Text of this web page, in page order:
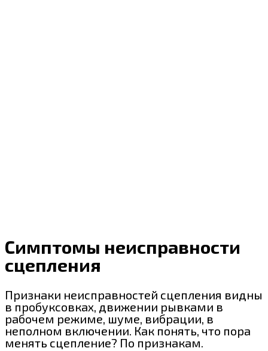
Симптомы неисправности
сцепления
Признаки неисправностей сцепления видны
в пробуксовках, движении рывками в
рабочем режиме, шуме, вибрации, в
неполном включении. Как понять, что пора
менять сцепление? По признакам.